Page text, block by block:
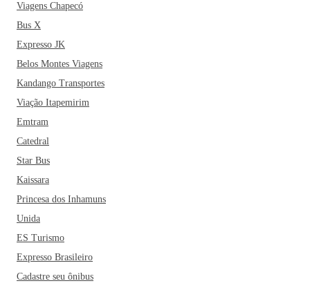
Viagens Chapecó
Bus X
Expresso JK
Belos Montes Viagens
Kandango Transportes
Viação Itapemirim
Emtram
Catedral
Star Bus
Kaissara
Princesa dos Inhamuns
Unida
ES Turismo
Expresso Brasileiro
Cadastre seu ônibus